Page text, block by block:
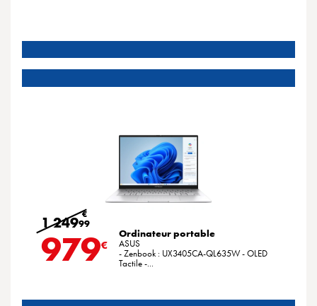
1 249 €
99
979€
Ordinateur portable
ASUS
- Zenbook : UX3405CA-QL635W - OLED
Tactile -...